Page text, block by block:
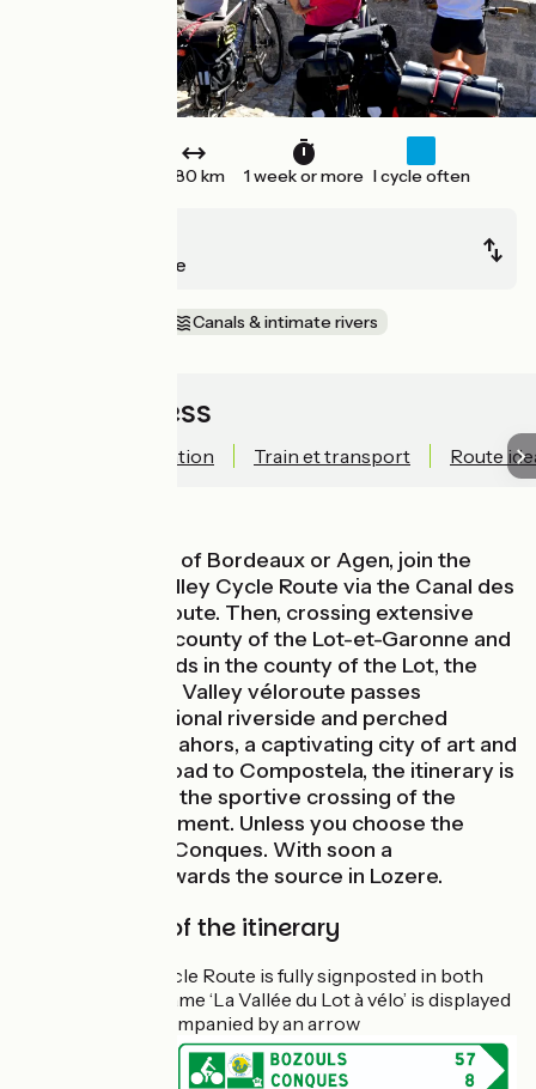
480 km 1 week or more I cycle often
La Canourgue
Canals & intimate rivers
Quick access
Technical information Train et transport Route
From the towns of Bordeaux or Agen, join the
beautiful Lot Valley Cycle Route via the Canal des
2 Mers Cycle Route. Then, crossing extensive
orchards in the county of the Lot-et-Garonne and
elegant vineyards in the county of the Lot, the
meandering Lot Valley véloroute passes
countless traditional riverside and perched
villages. From Cahors, a captivating city of art and
history on the road to Compostela, the itinerary is
provisional until the sportive crossing of the
Aveyron department. Unless you choose the
easier route to Conques. With soon a
continuation towards the source in Lozere.
Signposting of the itinerary
The Lot Valley Cycle Route is fully signposted in both
directions. The name ‘La Vallée du Lot à vélo’ is displayed
on the signs, accompanied by an arrow